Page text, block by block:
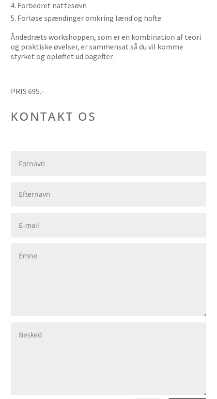
Forbedret nattesøvn
Forløse spændinger omkring lænd og hofte.
Åndedræts workshoppen, som er en kombination af teori
og praktiske øvelser, er sammensat så du vil komme
styrket og opløftet ud bagefter.
PRIS 695.-
KONTAKT OS